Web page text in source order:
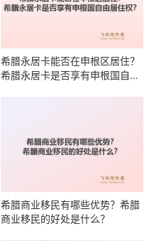
希腊永居卡能否在申根区居住？
希腊永居卡是否享有申根国自由
希腊商业移民有哪些优势？希腊
商业移民的好处是什么？